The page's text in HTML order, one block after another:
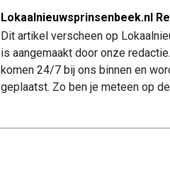
Lokaalnieuwsprinsenbeek.nl
Dit artikel verscheen op
is aangemaakt door onze
komen 24/7 bij ons binnen en
geplaatst. Zo ben je meteen op